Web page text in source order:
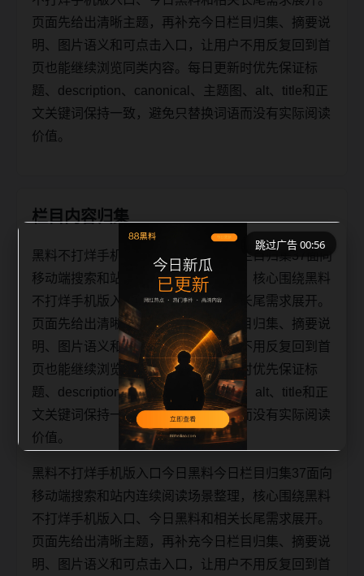
页面先给出清晰主题，再补充今日栏目归集、摘要说
明、图片语义和可点击入口，让用户不用反复回到首
页也能继续浏览同类内容。每日更新时优先保证标
题、description、canonical、主题图、alt、title和正
文关键词保持一致，避免只替换词语而没有实际阅读
价值。
栏目内容归集
黑料不打烊手机版入口今日黑料今日栏目归集37面向
移动端搜索和站内连续阅读场景整理，核心围绕黑料
不打烊手机版入口、今日黑料和相关长尾需求展开。
页面先给出清晰主题，再补充今日栏目归集、摘要说
明、图片语义和可点击入口，让用户不用反复回到首
页也能继续浏览同类内容。每日更新时优先保证标
题、description、canonical、主题图、alt、title和正
文关键词保持一致，避免只替换词语而没有实际阅读
价值。
黑料不打烊手机版入口今日黑料今日栏目归集37面向
移动端搜索和站内连续阅读场景整理，核心围绕黑料
不打烊手机版入口、今日黑料和相关长尾需求展开。
页面先给出清晰主题，再补充今日栏目归集、摘要说
明、图片语义和可点击入口，让用户不用反复回到首
跳过广告 00:56